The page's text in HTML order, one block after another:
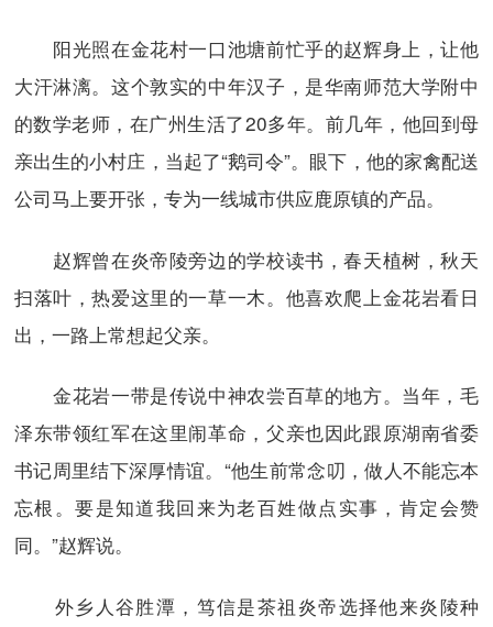
阳光照在金花村一口池塘前忙乎的赵辉身上，让他
大汗淋漓。这个敦实的中年汉子，是华南师范大学附中
的数学老师，在广州生活了20多年。前几年，他回到母
亲出生的小村庄，当起了“鹅司令”。眼下，他的家禽配送
公司马上要开张，专为一线城市供应鹿原镇的产品。
赵辉曾在炎帝陵旁边的学校读书，春天植树，秋天
扫落叶，热爱这里的一草一木。他喜欢爬上金花岩看日
出，一路上常想起父亲。
金花岩一带是传说中神农尝百草的地方。当年，毛
泽东带领红军在这里闹革命，父亲也因此跟原湖南省委
书记周里结下深厚情谊。“他生前常念叨，做人不能忘本
忘根。要是知道我回来为老百姓做点实事，肯定会赞
同。”赵辉说。
外乡人谷胜潭，笃信是茶祖炎帝选择他来炎陵种